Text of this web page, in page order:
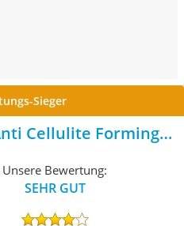
Sieger
Cellulite Forming
Unsere Bewertung:
SEHR GUT